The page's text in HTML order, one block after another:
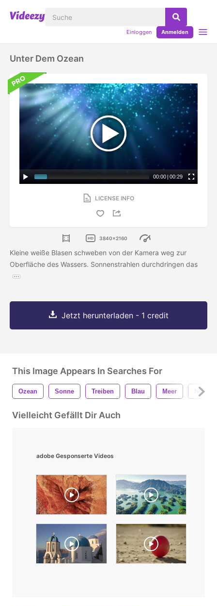
Einloggen Anmelden
Unter Dem Ozean
00:00 | 00:29
LICENSE INFO
3840x2160
Kleine weiße Blasen schweben von der Kamera weg zur
Oberfläche des Wassers. Sonnenstrahlen durchdringen das
Jetzt herunterladen - 1 credit
This Image Appears In Searches For
Ozean Sonne Treiben Blau Meer Natur
Vielleicht Gefällt Dir Auch
adobe Gesponserte Videos